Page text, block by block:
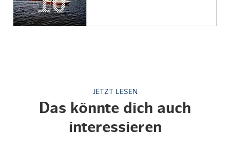
JETZT LESEN
Das könnte dich auch
interessieren